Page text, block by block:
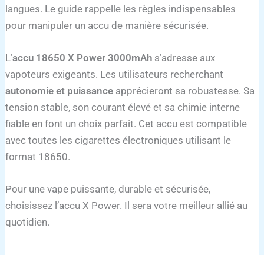
langues. Le guide rappelle les règles indispensables
pour manipuler un accu de manière sécurisée.
L’accu 18650 X Power 3000mAh s’adresse aux
vapoteurs exigeants. Les utilisateurs recherchant
autonomie et puissance apprécieront sa robustesse. Sa
tension stable, son courant élevé et sa chimie interne
fiable en font un choix parfait. Cet accu est compatible
avec toutes les cigarettes électroniques utilisant le
format 18650.
Pour une vape puissante, durable et sécurisée,
choisissez l’accu X Power. Il sera votre meilleur allié au
quotidien.